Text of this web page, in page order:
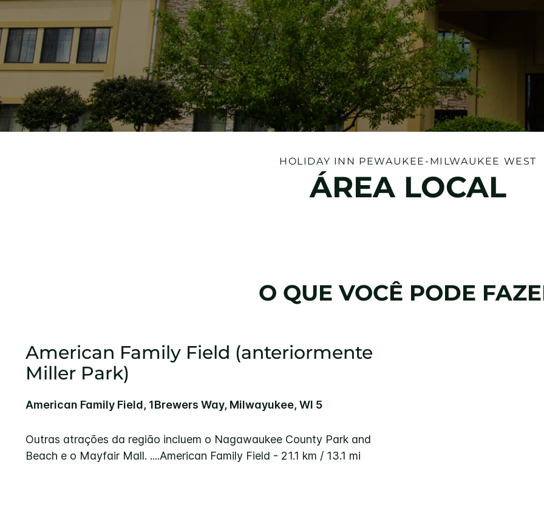
HOLIDAY INN PEWAUKEE-MILWAUKEE WEST
ÁREA LOCAL
O QUE VOCÊ PODE
American Family Field (anteriormente
Miller Park)
American Family Field, 1Brewers Way, Milwayukee, WI 5
Outras atrações da região incluem o Nagawaukee County Park and
Beach e o Mayfair Mall. ....American Family Field - 21.1 km / 13.1 mi